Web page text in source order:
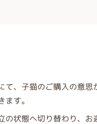
て、子猫のご購入の意
ます。
の状態へ切り替わり、